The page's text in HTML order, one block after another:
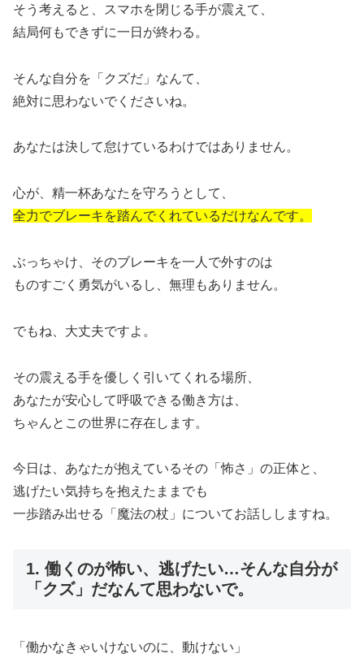
そう考えると、スマホを閉じる手が震えて、
結局何もできずに一日が終わる。
そんな自分を「クズだ」なんて、
絶対に思わないでくださいね。
あなたは決して怠けているわけではありません。
心が、精一杯あなたを守ろうとして、
全力でブレーキを踏んでくれているだけなんです。
ぶっちゃけ、そのブレーキを一人で外すのは
ものすごく勇気がいるし、無理もありません。
でもね、大丈夫ですよ。
その震える手を優しく引いてくれる場所、
あなたが安心して呼吸できる働き方は、
ちゃんとこの世界に存在します。
今日は、あなたが抱えているその「怖さ」の正体と、
逃げたい気持ちを抱えたままでも
一歩踏み出せる「魔法の杖」についてお話ししますね。
1. 働くのが怖い、逃げたい…そんな自分が
「クズ」だなんて思わないで。
「働かなきゃいけないのに、動けない」